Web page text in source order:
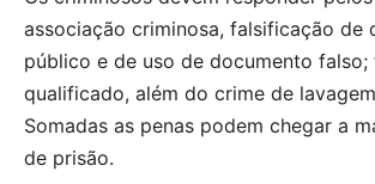
associação criminosa, falsificação de
público e de uso de documento
qualificado, além do crime de
Somadas as penas podem chegar a
de prisão.